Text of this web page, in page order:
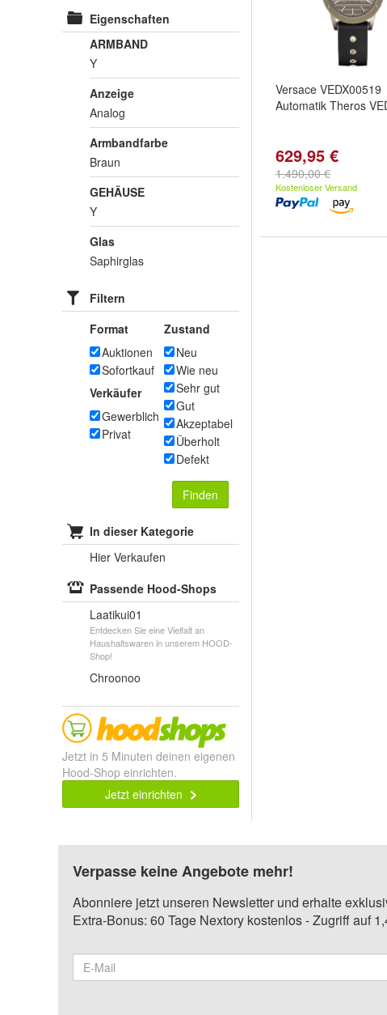
Eigenschaften
ARMBAND
Y
Anzeige
Analog
Armbandfarbe
Braun
GEHÄUSE
Y
Glas
Saphirglas
Filtern
Format
Auktionen
Sofortkauf
Verkäufer
Gewerblich
Privat
Zustand
Neu
Wie neu
Sehr gut
Gut
Akzeptabel
Überholt
Defekt
Finden
In dieser Kategorie
Hier Verkaufen
Passende Hood-Shops
Laatikui01
Entdecken Sie eine Vielfalt an
Haushaltswaren in unserem HOOD-
Shop!
Chroonoo
Jetzt in 5 Minuten deinen eigenen
Hood-Shop einrichten.
Jetzt einrichten
Versace VEDX00519
Automatik Theros
629,95 €
1.490,00 €
Kostenloser Versand
Verpasse keine Angebote mehr!
Abonniere jetzt unseren Newsletter und erhalte
Extra-Bonus: 60 Tage Nextory kostenlos - Zugriff auf